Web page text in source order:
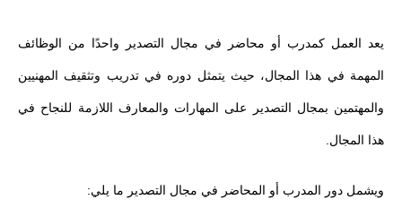
يعد العمل كمدرب أو محاضر في مجال التصدير واحدًا من الوظائف
المهمة في هذا المجال، حيث يتمثل دوره في تدريب وتثقيف المهنيين
والمهتمين بمجال التصدير على المهارات والمعارف اللازمة للنجاح في
هذا المجال.
ويشمل دور المدرب أو المحاضر في مجال التصدير ما يلي: